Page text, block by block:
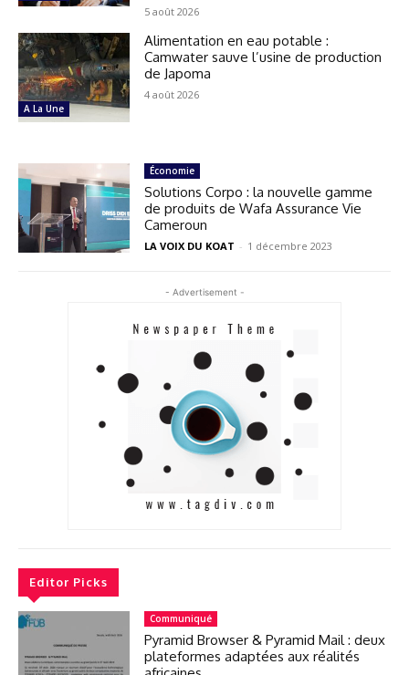
5 août 2026
A La Une
Alimentation en eau potable :
Camwater sauve l’usine de production
de Japoma
4 août 2026
Économie
Solutions Corpo : la nouvelle gamme
de produits de Wafa Assurance Vie
Cameroun
LA VOIX DU KOAT - 1 décembre 2023
- Advertisement -
Editor Picks
Communiqué
Pyramid Browser & Pyramid Mail : deux
plateformes adaptées aux réalités